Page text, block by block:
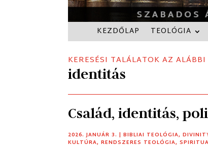
KEZDŐLAP TEOLÓGIA
KERESÉSI TALÁLATOK AZ ALÁBBI
identitás
Család, identitás,
2026. JANUÁR 3. |BIBLIAI TEOLÓGIA,
KULTÚRA,RENDSZERES TEOLÓGIA,